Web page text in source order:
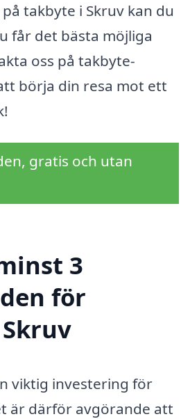
takbyte i Skruv kan du
får det bästa möjliga
oss på takbyte-
börja din resa mot ett
gratis och utan
3
för
viktig investering för
är därför avgörande att